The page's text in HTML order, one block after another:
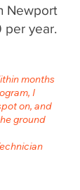
Newport
per year.
months
I
on, and
ground